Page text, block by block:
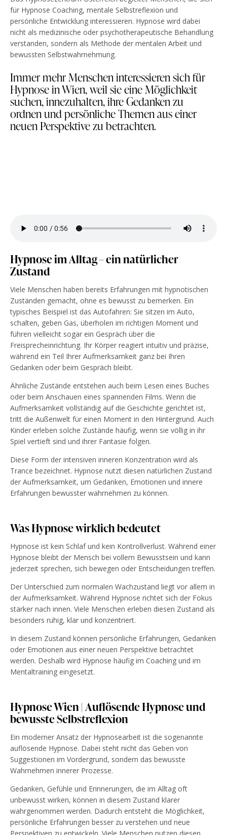
für Hypnose Coaching, mentale Selbstreflexion und
persönliche Entwicklung interessieren. Hypnose wird dabei
nicht als medizinische oder psychotherapeutische Behandlung
verstanden, sondern als Methode der mentalen Arbeit und
bewussten Selbstwahrnehmung.
Immer mehr Menschen interessieren sich für
Hypnose in Wien, weil sie eine Möglichkeit
suchen, innezuhalten, ihre Gedanken zu
ordnen und persönliche Themen aus einer
neuen Perspektive zu betrachten.
Hypnose im Alltag – ein natürlicher
Zustand
Viele Menschen haben bereits Erfahrungen mit hypnotischen
Zuständen gemacht, ohne es bewusst zu bemerken. Ein
typisches Beispiel ist das Autofahren: Sie sitzen im Auto,
schalten, geben Gas, überholen im richtigen Moment und
führen vielleicht sogar ein Gespräch über die
Freisprecheinrichtung. Ihr Körper reagiert intuitiv und präzise,
während ein Teil Ihrer Aufmerksamkeit ganz bei Ihren
Gedanken oder beim Gespräch bleibt.
Ähnliche Zustände entstehen auch beim Lesen eines Buches
oder beim Anschauen eines spannenden Films. Wenn die
Aufmerksamkeit vollständig auf die Geschichte gerichtet ist,
tritt die Außenwelt für einen Moment in den Hintergrund. Auch
Kinder erleben solche Zustände häufig, wenn sie völlig in ihr
Spiel vertieft sind und ihrer Fantasie folgen.
Diese Form der intensiven inneren Konzentration wird als
Trance bezeichnet. Hypnose nutzt diesen natürlichen Zustand
der Aufmerksamkeit, um Gedanken, Emotionen und innere
Erfahrungen bewusster wahrnehmen zu können.
Was Hypnose wirklich bedeutet
Hypnose ist kein Schlaf und kein Kontrollverlust. Während einer
Hypnose bleibt der Mensch bei vollem Bewusstsein und kann
jederzeit sprechen, sich bewegen oder Entscheidungen treffen.
Der Unterschied zum normalen Wachzustand liegt vor allem in
der Aufmerksamkeit. Während Hypnose richtet sich der Fokus
stärker nach innen. Viele Menschen erleben diesen Zustand als
besonders ruhig, klar und konzentriert.
In diesem Zustand können persönliche Erfahrungen, Gedanken
oder Emotionen aus einer neuen Perspektive betrachtet
werden. Deshalb wird Hypnose häufig im Coaching und im
Mentaltraining eingesetzt.
Hypnose Wien | Auflösende Hypnose und
bewusste Selbstreflexion
Ein moderner Ansatz der Hypnosearbeit ist die sogenannte
auflösende Hypnose. Dabei steht nicht das Geben von
Suggestionen im Vordergrund, sondern das bewusste
Wahrnehmen innerer Prozesse.
Gedanken, Gefühle und Erinnerungen, die im Alltag oft
unbewusst wirken, können in diesem Zustand klarer
wahrgenommen werden. Dadurch entsteht die Möglichkeit,
persönliche Erfahrungen besser zu verstehen und neue